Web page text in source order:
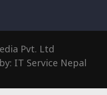
Pvt. Ltd
IT Service Nepal